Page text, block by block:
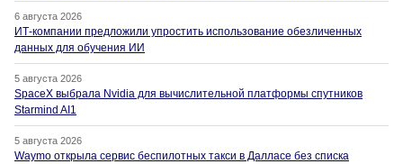
6 августа 2026
ИТ-компании предложили упростить использование обезличенных
данных для обучения ИИ
5 августа 2026
SpaceX выбрала Nvidia для вычислительной платформы спутников
Starmind AI1
5 августа 2026
Waymo открыла сервис беспилотных такси в Далласе без списка